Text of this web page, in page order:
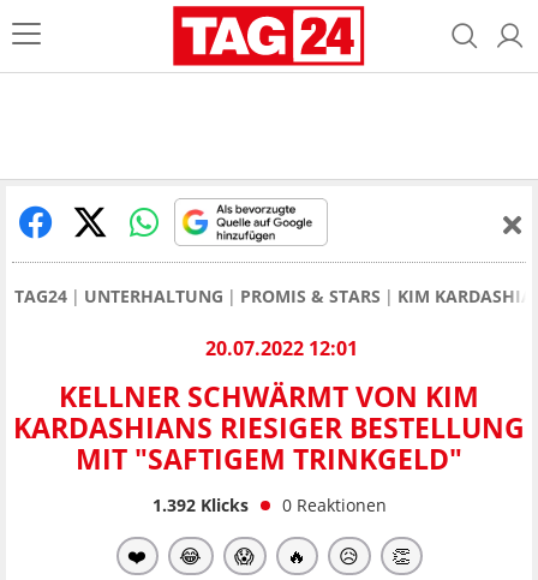
TAG24 UNTERHALTUNG PROMIS & STARS KIM
20.07.2022 12:01
KELLNER SCHWÄRMT VON KIM
KARDASHIANS RIESIGER BESTELLUNG
MIT "SAFTIGEM TRINKGELD"
1.392Klicks 0 Reaktionen
❤️ 😂 😱 🔥 😥 👏